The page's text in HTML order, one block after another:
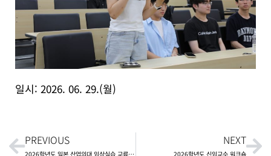
일시: 2026. 06. 29.(월)
Prev
PREVIOUS
2026학년도 일본 산업의대 임상실습 교류 프로그램
NEXT
2026학년도 신임교수 워크숍